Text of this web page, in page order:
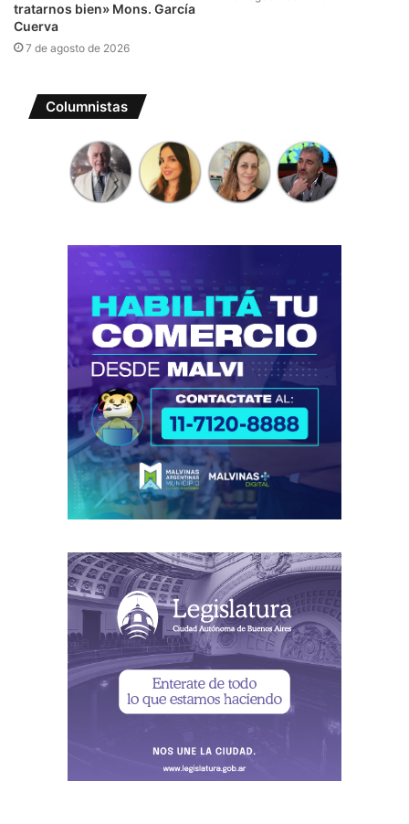
tratarnos bien» Mons. García
Cuerva
7 de agosto de 2026
Columnistas